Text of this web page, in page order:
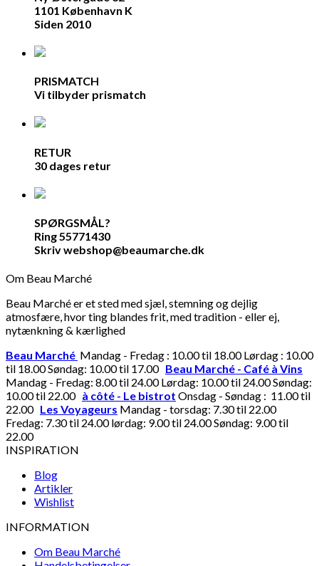
1101 København K
Siden 2010
PRISMATCH
Vi tilbyder prismatch
RETUR
30 dages retur
SPØRGSMÅL?
Ring 55771430
Skriv webshop@beaumarche.dk
Om Beau Marché
Beau Marché er et sted med sjæl, stemning og dejlig
atmosfære, hvor ting blandes frit, med tradition - eller ej,
nytænkning & kærlighed
Beau Marché Mandag - Fredag : 10.00 til 18.00 Lørdag : 10.00
til 18.00 Søndag: 10.00 til 17.00 Beau Marché - Café à Vins
Mandag - Fredag: 8.00 til 24.00 Lørdag: 10.00 til 24.00 Søndag:
10.00 til 22.00 à côté - Le bistrot Onsdag - Søndag : 11.00 til
22.00 Les Voyageurs Mandag - torsdag: 7.30 til 22.00
Fredag: 7.30 til 24.00 lørdag: 9.00 til 24.00 Søndag: 9.00 til
22.00
INSPIRATION
Blog
Artikler
Wishlist
INFORMATION
Om Beau Marché